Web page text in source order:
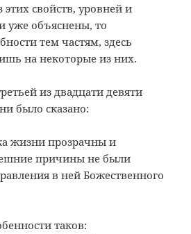
свойств, уровней и
уже объяснены, то
тем частям, здесь
на некоторые из них.
из двадцати девяти
было сказано:
жизни прозрачны и
причины не были
в ней Божественного
таков: